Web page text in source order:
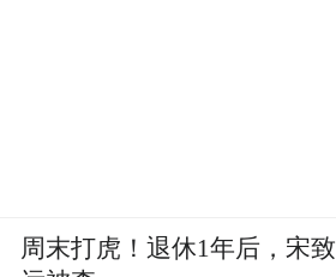
周末打虎！退休1年后，宋致